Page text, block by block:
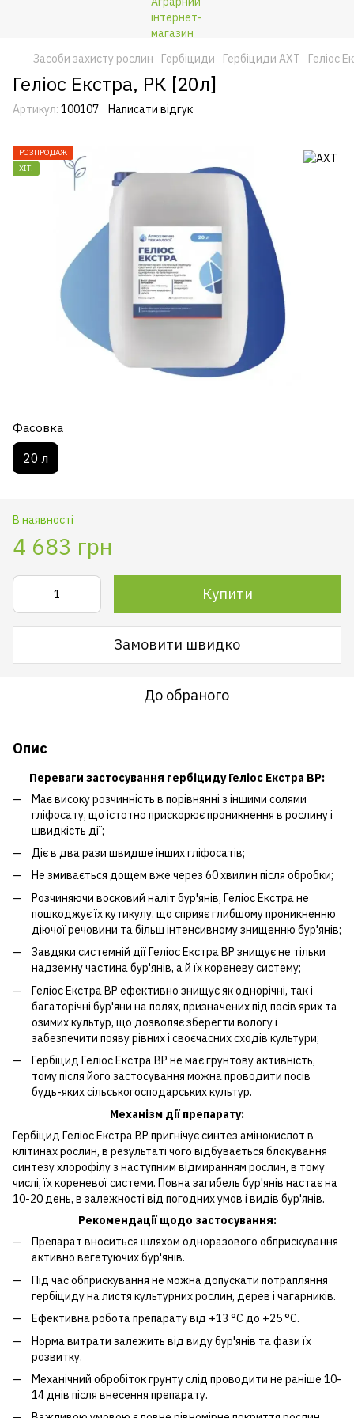
Засоби захисту рослин Гербіциди Гербіциди АХТ Геліос
Геліос Екстра, РК [20л]
Артикул: 100107 Написати відгук
РОЗПРОДАЖ
ХІТ!
Фасовка
20 л
В наявності
4 683 грн
Купити
Замовити швидко
До обраного
Опис
Переваги застосування гербіциду Геліос Екстра ВР:
Має високу розчинність в порівнянні з іншими солями
гліфосату, що істотно прискорює проникнення в рослину і
швидкість дії;
Діє в два рази швидше інших гліфосатів;
Не змивається дощем вже через 60 хвилин після обробки;
Розчиняючи восковий наліт бур'янів, Геліос Екстра не
пошкоджує їх кутикулу, що сприяє глибшому проникненню
діючої речовини та більш інтенсивному знищенню бур'янів;
Завдяки системній дії Геліос Екстра ВР знищує не тільки
надземну частина бур'янів, а й їх кореневу систему;
Геліос Екстра ВР ефективно знищує як однорічні, так і
багаторічні бур'яни на полях, призначених під посів ярих та
озимих культур, що дозволяє зберегти вологу і
забезпечити появу рівних і своєчасних сходів культури;
Гербіцид Геліос Екстра ВР не має грунтову активність,
тому після його застосування можна проводити посів
будь-яких сільськогосподарських культур.
Механізм дії препарату:
Гербіцид Геліос Екстра ВР пригнічує синтез амінокислот в
клітинах рослин, в результаті чого відбувається блокування
синтезу хлорофілу з наступним відмиранням рослин, в тому
числі, їх кореневої системи. Повна загибель бур'янів настає на
10-20 день, в залежності від погодних умов і видів бур'янів.
Рекомендації щодо застосування:
Препарат вноситься шляхом одноразового обприскування
активно вегетуючих бур'янів.
Під час обприскування не можна допускати потрапляння
гербіциду на листя культурних рослин, дерев і чагарників.
Ефективна робота препарату від +13 °С до +25 °С.
Норма витрати залежить від виду бур'янів та фази їх
розвитку.
Механічний обробіток грунту слід проводити не раніше 10-
14 днів після внесення препарату.